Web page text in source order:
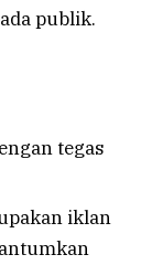
publik.
tegas
iklan